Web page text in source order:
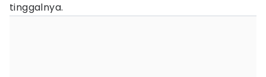
tinggalnya.